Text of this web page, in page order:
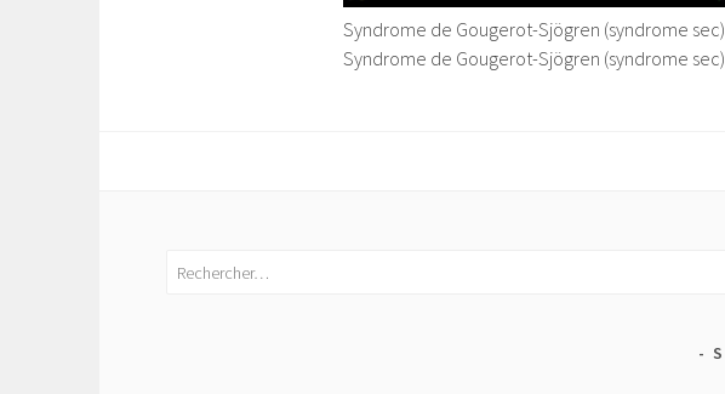
Syndrome de Gougerot-Sjögren (syndrome sec)
Syndrome de Gougerot-Sjögren (syndrome sec)
Rechercher :